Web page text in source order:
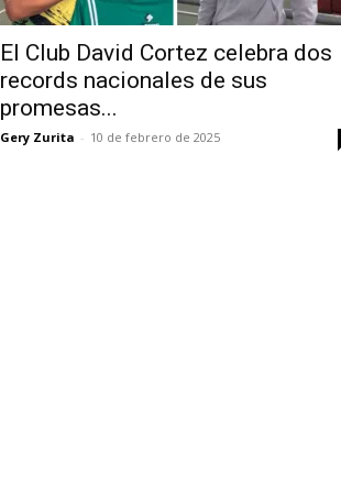
El Club David Cortez celebra dos
records nacionales de sus
promesas...
Gery Zurita - 10 de febrero de 2025